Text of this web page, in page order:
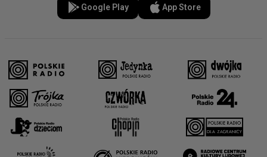
Google Play App Store